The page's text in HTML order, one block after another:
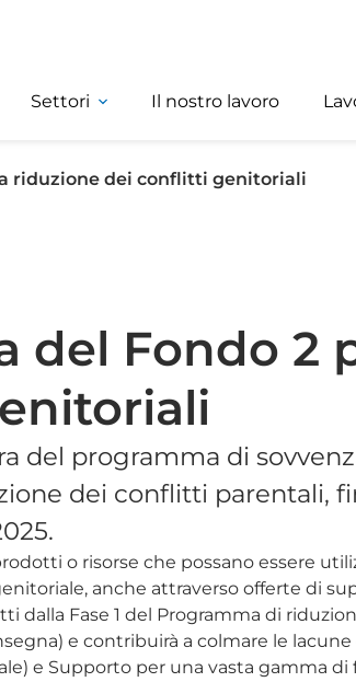
Settori Il nostro lavoro
riduzione dei conflitti genitoriali
del Fondo 2
del programma di
dei conflitti parentali,
o risorse che possano essere
anche attraverso offerte di
dalla Fase 1 del Programma di
e contribuirà a colmare le
e Supporto per una vasta gamma